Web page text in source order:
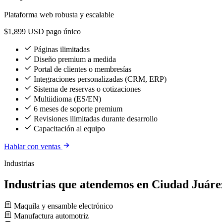
Plataforma web robusta y escalable
$1,899 USD pago único
Páginas ilimitadas
Diseño premium a medida
Portal de clientes o membresías
Integraciones personalizadas (CRM, ERP)
Sistema de reservas o cotizaciones
Multiidioma (ES/EN)
6 meses de soporte premium
Revisiones ilimitadas durante desarrollo
Capacitación al equipo
Hablar con ventas
Industrias
Industrias que atendemos en Ciudad
Maquila y ensamble electrónico
Manufactura automotriz